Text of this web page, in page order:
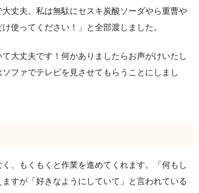
丈夫。私は無駄にセスキ炭酸ソーダやら重曹や
使ってください！」と全部渡しました。
大丈夫です！何かありましたらお声がけいたし
ファでテレビを見させてもらうことにしまし
、もくもくと作業を進めてくれます。「何もし
すが「好きなようにしていて」と言われている